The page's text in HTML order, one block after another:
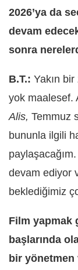
2026’ya da
devam
sonra
B.T.: Yakın
yok maalesef.
Alis, Temmuz
bununla ilgili
devam ediyor
beklediğimiz
Film yapmak
başlarında
bir